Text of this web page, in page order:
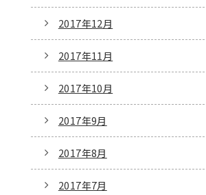
2017年12月
2017年11月
2017年10月
2017年9月
2017年8月
2017年7月